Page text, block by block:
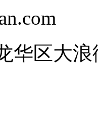
华区大